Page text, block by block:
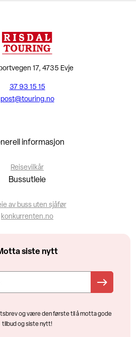
17, 4735 Evje
37 93 15 15
post@touring.no
informasjon
Reisevilkår
Bussutleie
av buss uten sjåfør
konkurrenten.no
siste nytt
og være den første til å motta gode
tilbud og siste nytt!